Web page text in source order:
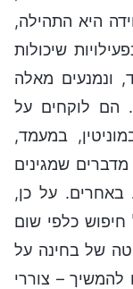
היא התהילה,
שיכולות
ונמנעים מאלה
הם לוקחים על
במעמד,
שמגינים
באחרים. על כן,
חיפוש כלפי שום
של בחינה על
– צוררי